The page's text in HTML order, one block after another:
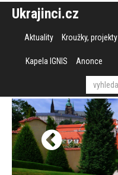
Ukrajinci.cz
Aktuality Kroužky, projekty
Kapela IGNIS Anonce